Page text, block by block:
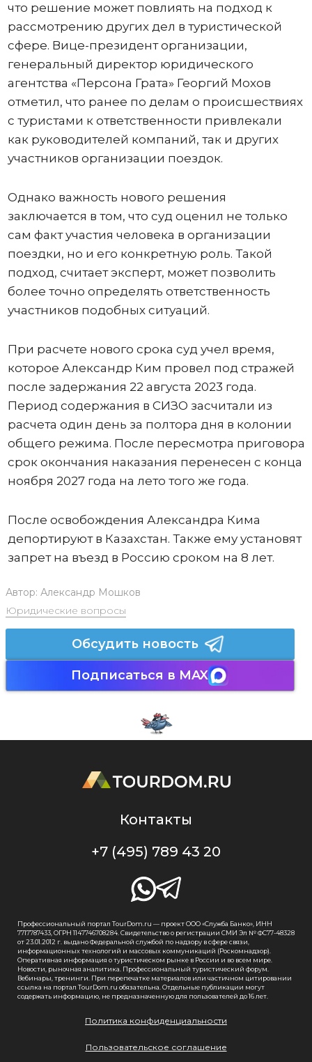
что решение может повлиять на подход к
рассмотрению других дел в туристической
сфере. Вице-президент организации,
генеральный директор юридического
агентства «Персона Грата» Георгий Мохов
отметил, что ранее по делам о происшествиях
с туристами к ответственности привлекали
как руководителей компаний, так и других
участников организации поездок.
Однако важность нового решения
заключается в том, что суд оценил не только
сам факт участия человека в организации
поездки, но и его конкретную роль. Такой
подход, считает эксперт, может позволить
более точно определять ответственность
участников подобных ситуаций.
При расчете нового срока суд учел время,
которое Александр Ким провел под стражей
после задержания 22 августа 2023 года.
Период содержания в СИЗО засчитали из
расчета один день за полтора дня в колонии
общего режима. После пересмотра приговора
срок окончания наказания перенесен с конца
ноября 2027 года на лето того же года.
После освобождения Александра Кима
депортируют в Казахстан. Также ему установят
запрет на въезд в Россию сроком на 8 лет.
Автор: Александр Мошков
Юридические вопросы
Обсудить новость
Подписаться в MAX
Контакты
+7 (495) 789 43 20
Профессиональный портал TourDom.ru — проект ООО «Служба Банко», ИНН
7717787433, ОГРН 1147746708284. Свидетельство о регистрации СМИ Эл № ФС77-48328
от 23.01.2012 г. выдано Федеральной службой по надзору в сфере связи,
информационных технологий и массовых коммуникаций (Роскомнадзор).
Оперативная информация о туристическом рынке в России и во всем мире.
Новости, рыночная аналитика. Профессиональный туристический форум.
Вебинары, тренинги. При перепечатке материалов или частичном цитировании
ссылка на портал TourDom.ru обязательна. Отдельные публикации могут
содержать информацию, не предназначенную для пользователей до 16 лет.
Политика конфиденциальности
Пользовательское соглашение